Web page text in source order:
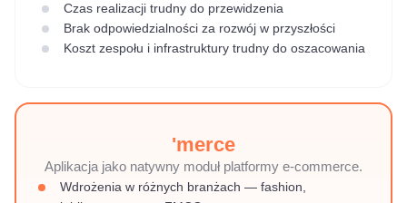
Czas realizacji trudny do przewidzenia
Brak odpowiedzialności za rozwój w przyszłości
Koszt zespołu i infrastruktury trudny do oszacowania
'merce
Aplikacja jako natywny moduł platformy e-commerce.
Wdrożenia w różnych branżach — fashion,